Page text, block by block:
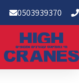
0503939370